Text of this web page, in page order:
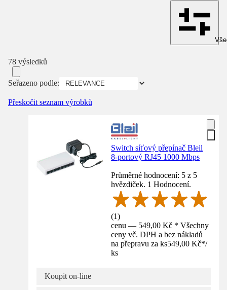
78 výsledků
Seřazeno podle:
Přeskočit seznam výrobků
Switch síťový přepínač Bleil
8-portový RJ45 1000 Mbps
Průměrné hodnocení: 5 z 5
hvězdiček. 1 Hodnocení.
(1)
cenu — 549,00 Kč * Všechny
ceny vč. DPH a bez nákladů
na přepravu za ks549,00 Kč*/
ks
Koupit on-line